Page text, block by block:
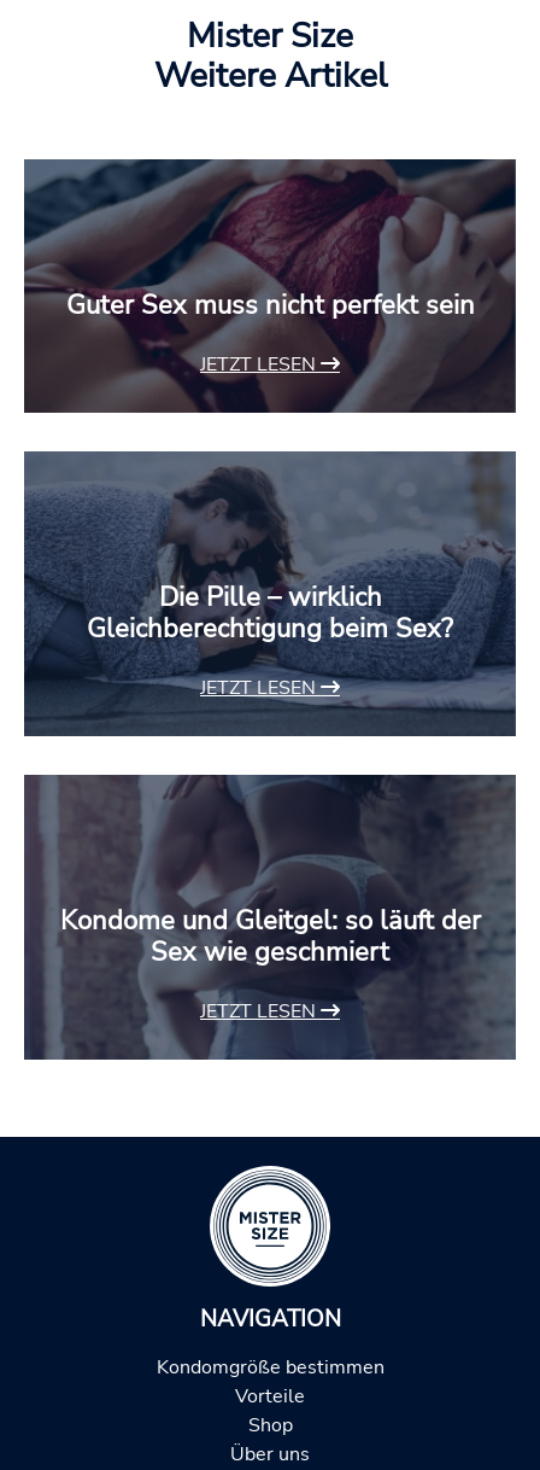
Mister Size
Weitere Artikel
Guter Sex muss nicht perfekt sein
JETZT LESEN
Die Pille – wirklich
Gleichberechtigung beim Sex?
JETZT LESEN
Kondome und Gleitgel: so läuft der
Sex wie geschmiert
JETZT LESEN
NAVIGATION
Kondomgröße bestimmen
Vorteile
Shop
Über uns